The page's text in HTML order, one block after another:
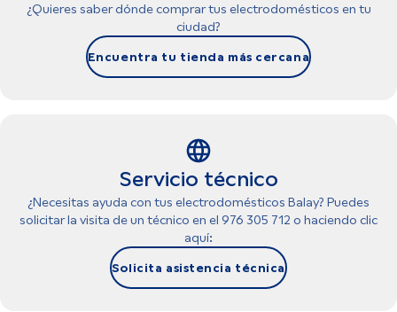
¿Quieres saber dónde comprar tus electrodomésticos en tu
ciudad?
Encuentra tu tienda más cercana
Servicio técnico
¿Necesitas ayuda con tus electrodomésticos Balay? Puedes
solicitar la visita de un técnico en el 976 305 712 o haciendo clic
aquí:
Solicita asistencia técnica